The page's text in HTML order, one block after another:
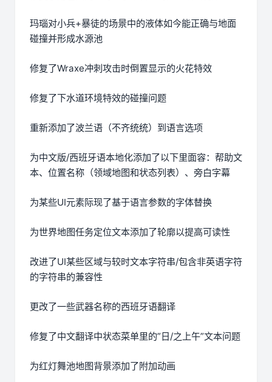
玛瑙对小兵+暴徒的场景中的液体如今能正确与地面
碰撞并形成水源池
修复了Wraxe冲刺攻击时倒置显示的火花特效
修复了下水道环境特效的碰撞问题
重新添加了波兰语（不齐统统）到语言选项
为中文版/西班牙语本地化添加了以下里面容：帮助文
本、位置名称（领域地图和状态列表）、旁白字幕
为某些UI元素际现了基于语言参数的字体替换
为世界地图任务定位文本添加了轮廓以提高可读性
改进了UI某些区域与较时文本字符串/包含非英语字符
的字符串的兼容性
更改了一些武器名称的西班牙语翻译
修复了中文翻译中状态菜单里的”日/之上午”文本问题
为红灯舞池地图背景添加了附加动画